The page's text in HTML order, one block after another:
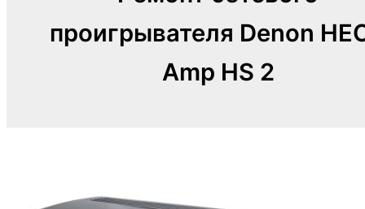
проигрывателя Denon
Amp HS 2